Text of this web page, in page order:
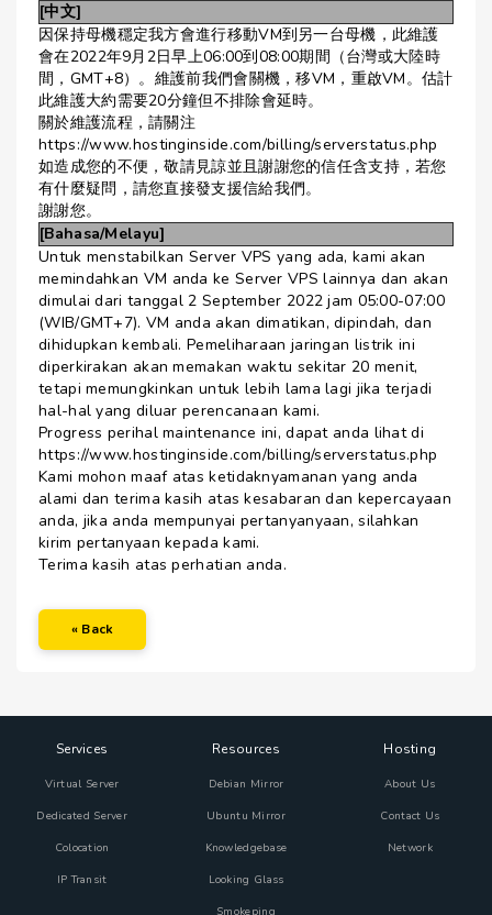
[中文]
因保持母機穩定我方會進行移動VM到另一台母機，此維護
會在2022年9月2日早上06:00到08:00期間（台灣或大陸時
間，GMT+8）。維護前我們會關機，移VM，重啟VM。估計
此維護大約需要20分鐘但不排除會延時。
關於維護流程，請關注
https://www.hostinginside.com/billing/serverstatus.php
如造成您的不便，敬請見諒並且謝謝您的信任含支持，若您
有什麼疑問，請您直接發支援信給我們。
謝謝您。
[Bahasa/Melayu]
Untuk menstabilkan Server VPS yang ada, kami akan
memindahkan VM anda ke Server VPS lainnya dan akan
dimulai dari tanggal 2 September 2022 jam 05:00-07:00
(WIB/GMT+7). VM anda akan dimatikan, dipindah, dan
dihidupkan kembali. Pemeliharaan jaringan listrik ini
diperkirakan akan memakan waktu sekitar 20 menit,
tetapi memungkinkan untuk lebih lama lagi jika terjadi
hal-hal yang diluar perencanaan kami.
Progress perihal maintenance ini, dapat anda lihat di
https://www.hostinginside.com/billing/serverstatus.php
Kami mohon maaf atas ketidaknyamanan yang anda
alami dan terima kasih atas kesabaran dan kepercayaan
anda, jika anda mempunyai pertanyanyaan, silahkan
kirim pertanyaan kepada kami.
Terima kasih atas perhatian anda.
« Back
Services
Virtual Server
Dedicated Server
Colocation
IP Transit
Resources
Debian Mirror
Ubuntu Mirror
Knowledgebase
Looking Glass
Smokeping
Hosting
About Us
Contact Us
Network